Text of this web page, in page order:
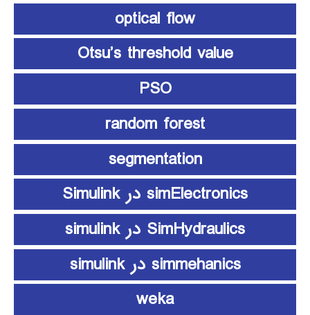
optical flow
Otsu’s threshold value
PSO
random forest
segmentation
simElectronics در Simulink
SimHydraulics در simulink
simmehanics در simulink
weka